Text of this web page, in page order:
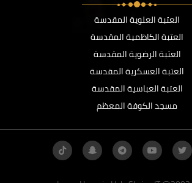
العتبة العلوية المقدسة
العتبة الكاظمية المقدسة
العتبة الرضوية المقدسة
العتبة العسكرية المقدسة
العتبة العباسية المقدسة
مسجد الكوفة المعظم